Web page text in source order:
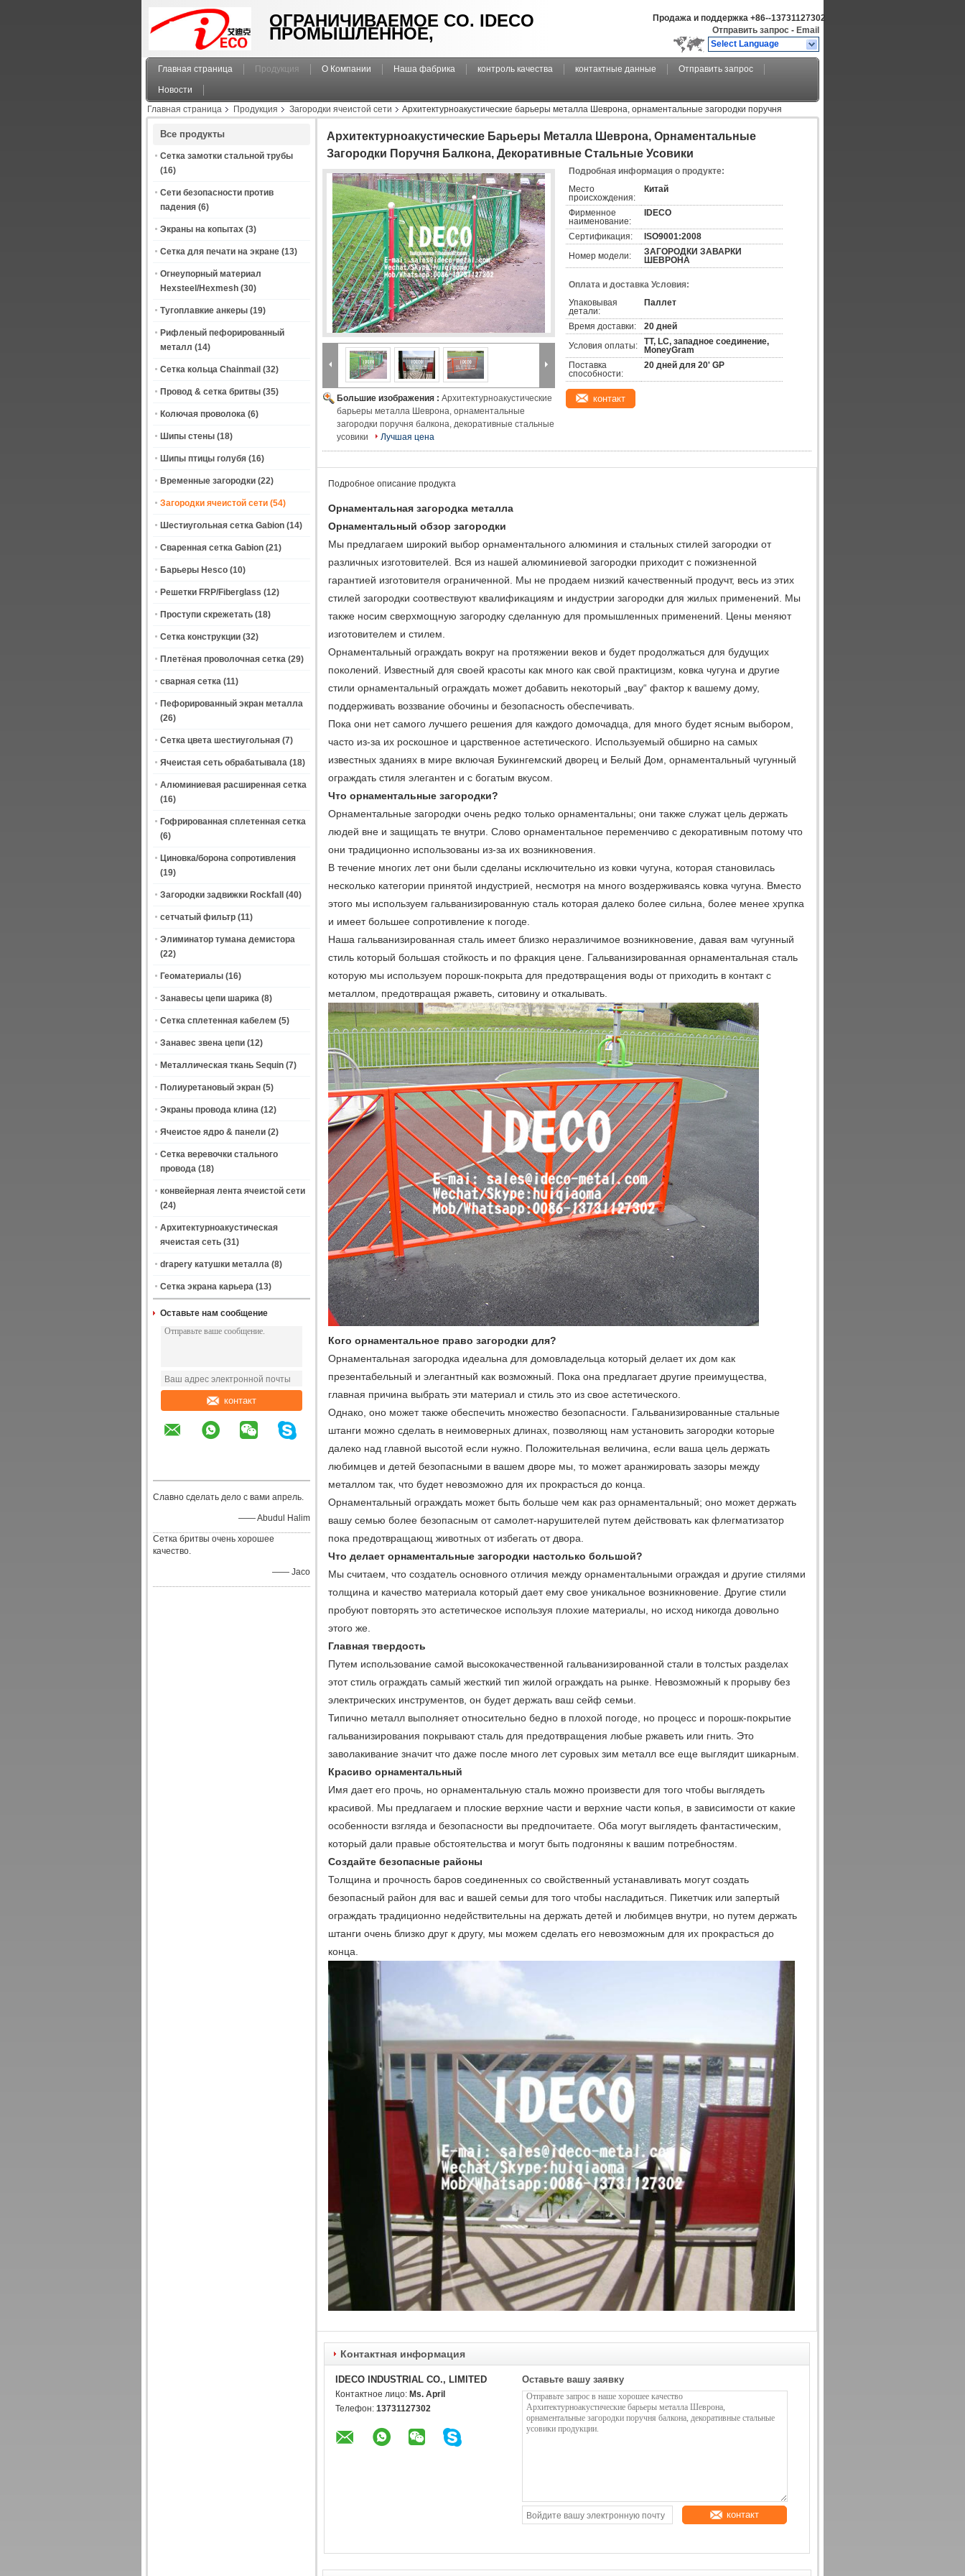
ОГРАНИЧИВАЕМОЕ CO. IDECO
ПРОМЫШЛЕННОЕ,
Продажа и поддержка +86--13731127302
Отправить запрос - Email
Select Language
Главная страница Продукция О Компании Наша фабрика контроль качества контактные данные Отправить запрос
Новости
Главная страница
Продукция Загородки ячеистой сети
Архитектурноакустические барьеры металла Шеврона, орнаментальные загородки поручня
Все продукты
Сетка замотки стальной трубы
(16)
Сети безопасности против
падения (6)
Экраны на копытах (3)
Сетка для печати на экране (13)
Огнеупорный материал
Hexsteel/Hexmesh (30)
Тугоплавкие анкеры (19)
Рифленый пефорированный
металл (14)
Сетка кольца Chainmail (32)
Провод & сетка бритвы (35)
Колючая проволока (6)
Шипы стены (18)
Шипы птицы голубя (16)
Временные загородки (22)
Загородки ячеистой сети (54)
Шестиугольная сетка Gabion (14)
Сваренная сетка Gabion (21)
Барьеры Hesco (10)
Решетки FRP/Fiberglass (12)
Проступи скрежетать (18)
Сетка конструкции (32)
Плетёная проволочная сетка (29)
сварная сетка (11)
Пефорированный экран металла
(26)
Сетка цвета шестиугольная (7)
Ячеистая сеть обрабатывала (18)
Алюминиевая расширенная сетка
(16)
Гофрированная сплетенная сетка
(6)
Циновка/борона сопротивления
(19)
Загородки задвижки Rockfall (40)
сетчатый фильтр (11)
Элиминатор тумана демистора
(22)
Геоматериалы (16)
Занавесы цепи шарика (8)
Сетка сплетенная кабелем (5)
Занавес звена цепи (12)
Металлическая ткань Sequin (7)
Полиуретановый экран (5)
Экраны провода клина (12)
Ячеистое ядро & панели (2)
Сетка веревочки стального
провода (18)
конвейерная лента ячеистой сети
(24)
Архитектурноакустическая
ячеистая сеть (31)
drapery катушки металла (8)
Сетка экрана карьера (13)
Оставьте нам сообщение
контакт
Славно сделать дело с вами апрель.
—— Abudul Halim
Сетка бритвы очень хорошее
качество.
—— Jaco
Архитектурноакустические Барьеры Металла Шеврона, Орнаментальные
Загородки Поручня Балкона, Декоративные Стальные Усовики
Большие изображения : Архитектурноакустические
барьеры металла Шеврона, орнаментальные
загородки поручня балкона, декоративные стальные
усовики
Лучшая цена
Подробная информация о продукте:
Место
происхождения:
Китай
Фирменное
наименование:
IDECO
Сертификация:
ISO9001:2008
Номер модели:
ЗАГОРОДКИ ЗАВАРКИ
ШЕВРОНА
Оплата и доставка Условия:
Упаковывая
детали:
Паллет
Время доставки:
20 дней
Условия оплаты:
TT, LC, западное соединение,
MoneyGram
Поставка
способности:
20 дней для 20' GP
контакт
Подробное описание продукта
Орнаментальная загородка металла
Орнаментальный обзор загородки
Мы предлагаем широкий выбор орнаментального алюминия и стальных стилей загородки от
различных изготовителей. Вся из нашей алюминиевой загородки приходит с пожизненной
гарантией изготовителя ограниченной. Мы не продаем низкий качественный продучт, весь из этих
стилей загородки соотвествуют квалификациям и индустрии загородки для жилых применений. Мы
также носим сверхмощную загородку сделанную для промышленных применений. Цены меняют
изготовителем и стилем.
Орнаментальный ограждать вокруг на протяжении веков и будет продолжаться для будущих
поколений. Известный для своей красоты как много как свой практицизм, ковка чугуна и другие
стили орнаментальный ограждать может добавить некоторый „вау“ фактор к вашему дому,
поддерживать воззвание обочины и безопасность обеспечивать.
Пока они нет самого лучшего решения для каждого домочадца, для много будет ясным выбором,
часто из-за их роскошное и царственное астетического. Используемый обширно на самых
известных зданиях в мире включая Букингемский дворец и Белый Дом, орнаментальный чугунный
ограждать стиля элегантен и с богатым вкусом.
Что орнаментальные загородки?
Орнаментальные загородки очень редко только орнаментальны; они также служат цель держать
людей вне и защищать те внутри. Слово орнаментальное переменчиво с декоративным потому что
они традиционно использованы из-за их возникновения.
В течение многих лет они были сделаны исключительно из ковки чугуна, которая становилась
несколько категории принятой индустрией, несмотря на много воздерживаясь ковка чугуна. Вместо
этого мы используем гальванизированную сталь которая далеко более сильна, более менее хрупка
и имеет большее сопротивление к погоде.
Наша гальванизированная сталь имеет близко неразличимое возникновение, давая вам чугунный
стиль который большая стойкость и по фракция цене. Гальванизированная орнаментальная сталь
которую мы используем порошк-покрыта для предотвращения воды от приходить в контакт с
металлом, предотвращая ржаветь, ситовину и откалывать.
Кого орнаментальное право загородки для?
Орнаментальная загородка идеальна для домовладельца который делает их дом как
презентабельный и элегантный как возможный. Пока она предлагает другие преимущества,
главная причина выбрать эти материал и стиль это из свое астетического.
Однако, оно может также обеспечить множество безопасности. Гальванизированные стальные
штанги можно сделать в неимоверных длинах, позволяющ нам установить загородки которые
далеко над главной высотой если нужно. Положительная величина, если ваша цель держать
любимцев и детей безопасными в вашем дворе мы, то может аранжировать зазоры между
металлом так, что будет невозможно для их прокрасться до конца.
Орнаментальный ограждать может быть больше чем как раз орнаментальный; оно может держать
вашу семью более безопасным от самолет-нарушителей путем действовать как флегматизатор
пока предотвращающ животных от избегать от двора.
Что делает орнаментальные загородки настолько большой?
Мы считаем, что создатель основного отличия между орнаментальными ограждая и другие стилями
толщина и качество материала который дает ему свое уникальное возникновение. Другие стили
пробуют повторять это астетическое используя плохие материалы, но исход никогда довольно
этого же.
Главная твердость
Путем использование самой высококачественной гальванизированной стали в толстых разделах
этот стиль ограждать самый жесткий тип жилой ограждать на рынке. Невозможный к прорыву без
электрических инструментов, он будет держать ваш сейф семьи.
Типично металл выполняет относительно бедно в плохой погоде, но процесс и порошк-покрытие
гальванизирования покрывают сталь для предотвращения любые ржаветь или гнить. Это
заволакивание значит что даже после много лет суровых зим металл все еще выглядит шикарным.
Красиво орнаментальный
Имя дает его прочь, но орнаментальную сталь можно произвести для того чтобы выглядеть
красивой. Мы предлагаем и плоские верхние части и верхние части копья, в зависимости от какие
особенности взгляда и безопасности вы предпочитаете. Оба могут выглядеть фантастическим,
который дали правые обстоятельства и могут быть подгоняны к вашим потребностям.
Создайте безопасные районы
Толщина и прочность баров соединенных со свойственный устанавливать могут создать
безопасный район для вас и вашей семьи для того чтобы насладиться. Пикетчик или запертый
ограждать традиционно недействительны на держать детей и любимцев внутри, но путем держать
штанги очень близко друг к другу, мы можем сделать его невозможным для их прокрасться до
конца.
Контактная информация
IDECO INDUSTRIAL CO., LIMITED
Контактное лицо: Ms. April
Телефон: 13731127302
Оставьте вашу заявку
контакт